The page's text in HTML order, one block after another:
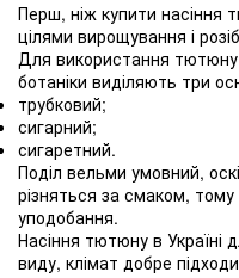
Перш, ніж купити насіння
цілями вирощування і
Для використання
ботаніки виділяють три
трубковий;
сигарний;
сигаретний.
Поділ вельми умовний,
різняться за смаком, тому
уподобання.
Насіння тютюну в Україні
виду, клімат добре